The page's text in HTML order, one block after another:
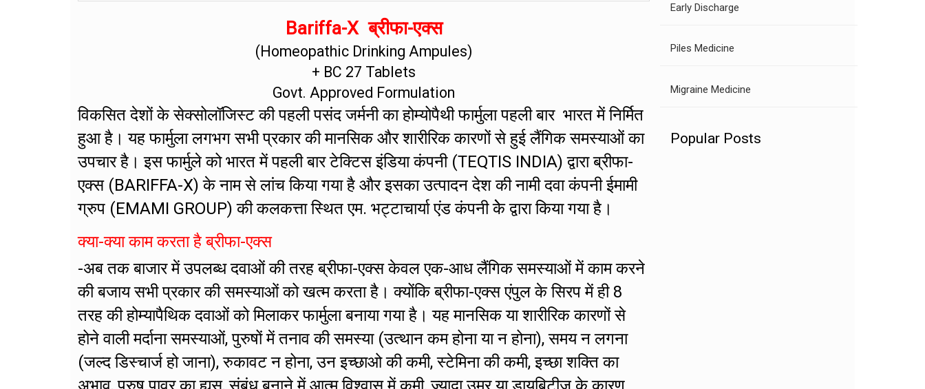
Bariffa-X ब्रीफा-एक्स
(Homeopathic Drinking Ampules)
+ BC 27 Tablets
Govt. Approved Formulation
विकसित देशों के सेक्सोलॉजिस्ट की पहली पसंद जर्मनी का होम्योपैथी फार्मुला पहली बार भारत में निर्मित
हुआ है। यह फार्मुला लगभग सभी प्रकार की मानसिक और शारीरिक कारणों से हुई लैंगिक समस्याओं का
उपचार है। इस फार्मुले को भारत में पहली बार टेक्टिस इंडिया कंपनी (TEQTIS INDIA) द्वारा ब्रीफा-
एक्स (BARIFFA-X) के नाम से लांच किया गया है और इसका उत्पादन देश की नामी दवा कंपनी ईमामी
ग्रुप (EMAMI GROUP) की कलकत्ता स्थित एम. भट्टाचार्या एंड कंपनी केे द्वारा किया गया है।
क्या-क्या काम करता है ब्रीफा-एक्स
-अब तक बाजार में उपलब्ध दवाओं की तरह ब्रीफा-एक्स केवल एक-आध लैंगिक समस्याओं में काम करने
की बजाय सभी प्रकार की समस्याओं को खत्म करता है। क्योंकि ब्रीफा-एक्स एंपुल के सिरप में ही 8
तरह की होम्यापैथिक दवाओं को मिलाकर फार्मुला बनाया गया है। यह मानसिक या शारीरिक कारणों से
होने वाली मर्दाना समस्याओं, पुरुषों में तनाव की समस्या (उत्थान कम होना या न होना), समय न लगना
(जल्द डिस्चार्ज हो जाना), रुकावट न होना, उन इच्छाओ की कमी, स्टेमिना की कमी, इच्छा शक्ति का
Early Discharge
Piles Medicine
Migraine Medicine
Popular Posts